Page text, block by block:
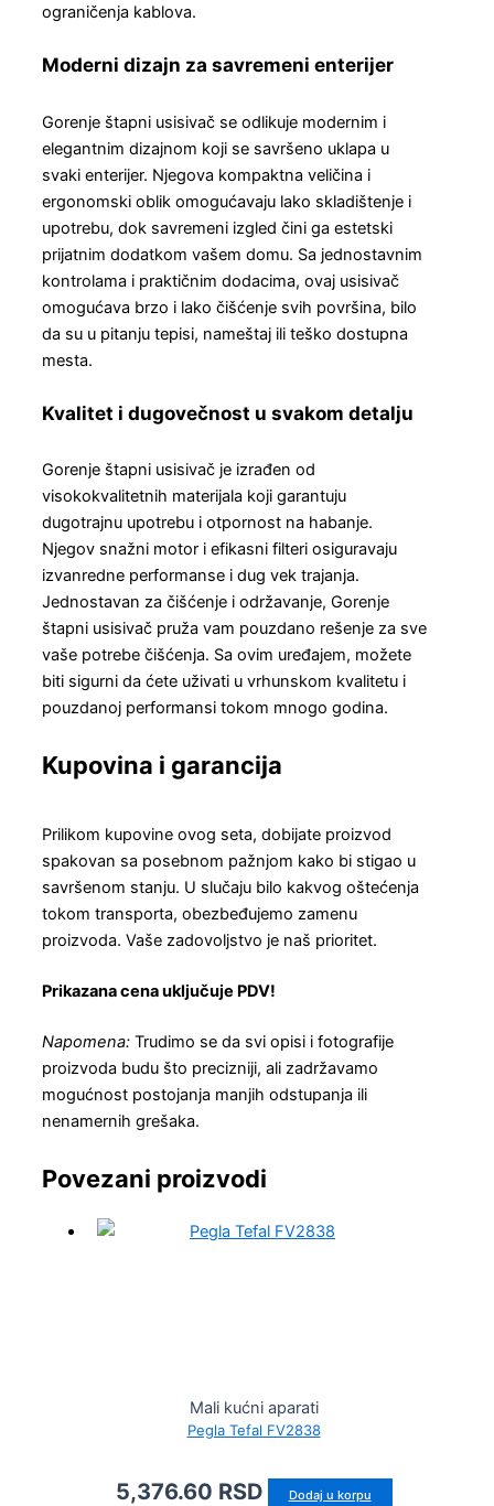
ograničenja kablova.
Moderni dizajn za savremeni enterijer
Gorenje štapni usisivač se odlikuje modernim i
elegantnim dizajnom koji se savršeno uklapa u
svaki enterijer. Njegova kompaktna veličina i
ergonomski oblik omogućavaju lako skladištenje i
upotrebu, dok savremeni izgled čini ga estetski
prijatnim dodatkom vašem domu. Sa jednostavnim
kontrolama i praktičnim dodacima, ovaj usisivač
omogućava brzo i lako čišćenje svih površina, bilo
da su u pitanju tepisi, nameštaj ili teško dostupna
mesta.
Kvalitet i dugovečnost u svakom detalju
Gorenje štapni usisivač je izrađen od
visokokvalitetnih materijala koji garantuju
dugotrajnu upotrebu i otpornost na habanje.
Njegov snažni motor i efikasni filteri osiguravaju
izvanredne performanse i dug vek trajanja.
Jednostavan za čišćenje i održavanje, Gorenje
štapni usisivač pruža vam pouzdano rešenje za sve
vaše potrebe čišćenja. Sa ovim uređajem, možete
biti sigurni da ćete uživati u vrhunskom kvalitetu i
pouzdanoj performansi tokom mnogo godina.
Kupovina i garancija
Prilikom kupovine ovog seta, dobijate proizvod
spakovan sa posebnom pažnjom kako bi stigao u
savršenom stanju. U slučaju bilo kakvog oštećenja
tokom transporta, obezbeđujemo zamenu
proizvoda. Vaše zadovoljstvo je naš prioritet.
Prikazana cena uključuje PDV!
Napomena: Trudimo se da svi opisi i fotografije
proizvoda budu što precizniji, ali zadržavamo
mogućnost postojanja manjih odstupanja ili
nenamernih grešaka.
Povezani proizvodi
Mali kućni aparati
Pegla Tefal FV2838
5,376.60 RSD Dodaj u korpu